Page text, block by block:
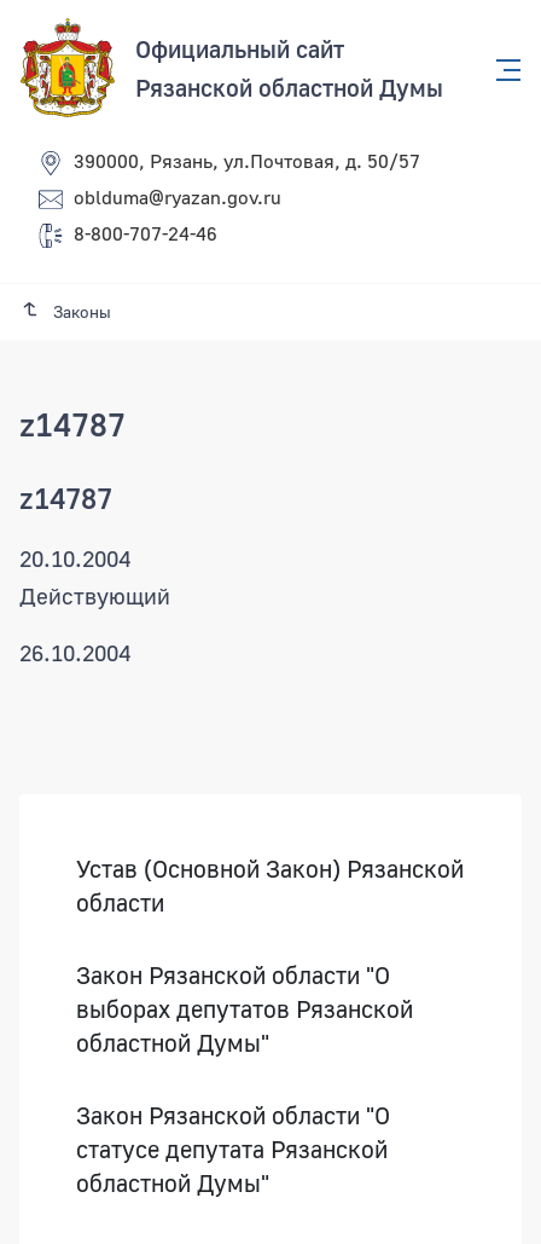
Официальный сайт
Рязанской областной Думы
390000, Рязань, ул.Почтовая, д. 50/57
oblduma@ryazan.gov.ru
8-800-707-24-46
Законы
z14787
z14787
20.10.2004
Действующий
26.10.2004
Устав (Основной Закон) Рязанской
области
Закон Рязанской области "О
выборах депутатов Рязанской
областной Думы"
Закон Рязанской области "О
статусе депутата Рязанской
областной Думы"